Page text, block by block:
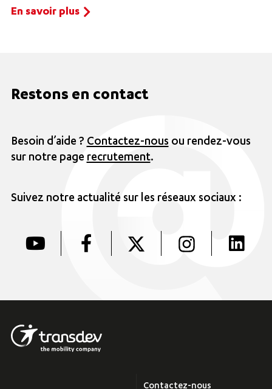
En savoir plus
Restons en contact
Besoin d’aide ? Contactez-nous ou rendez-vous
sur notre page recrutement.
Suivez notre actualité sur les réseaux sociaux :
Contactez-nous